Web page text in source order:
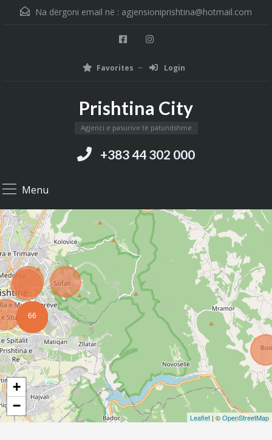
Na dërgoni email në : agjensioniprishtina@hotmail.com
Favorites Login
Prishtina City
Agjenci e pasurive të patundshme
+383 44 302 000
Menu
66
+
−
Leaflet | ©OpenStreetMap